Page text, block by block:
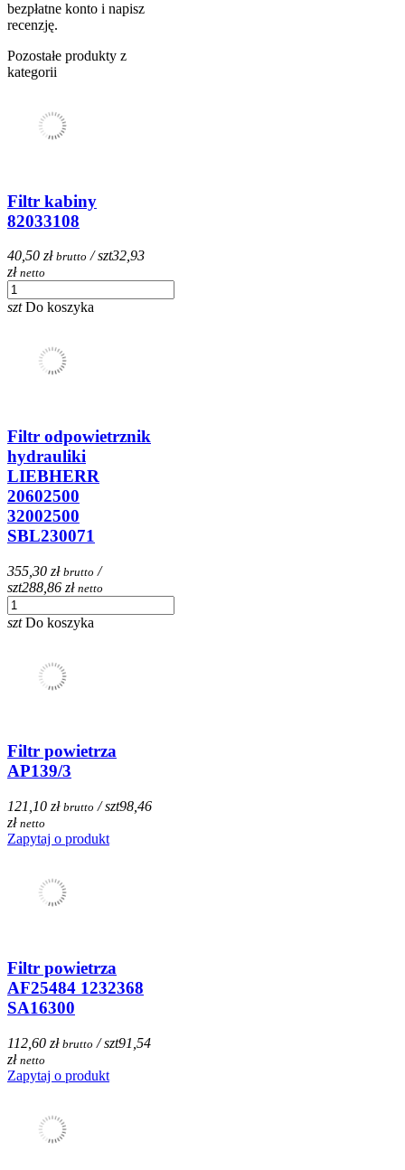
bezpłatne konto i napisz
recenzję.
Pozostałe produkty z
kategorii
Filtr kabiny
82033108
40,50 zł brutto / szt32,93
zł netto
szt Do koszyka
Filtr odpowietrznik
hydrauliki
LIEBHERR
20602500
32002500
SBL230071
355,30 zł brutto /
szt288,86 zł netto
szt Do koszyka
Filtr powietrza
AP139/3
121,10 zł brutto / szt98,46
zł netto
Zapytaj o produkt
Filtr powietrza
AF25484 1232368
SA16300
112,60 zł brutto / szt91,54
zł netto
Zapytaj o produkt